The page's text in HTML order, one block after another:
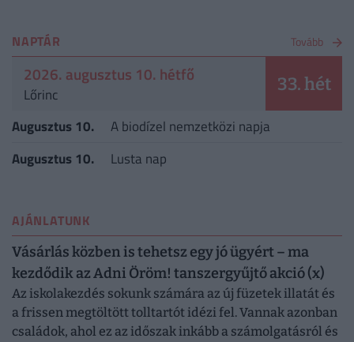
NAPTÁR Tovább
2026. augusztus 10. hétfő
Lőrinc 33. hét
Augusztus 10.
A biodízel nemzetközi napja
Augusztus 10.
Lusta nap
AJÁNLATUNK
Vásárlás közben is tehetsz egy jó ügyért – ma
kezdődik az Adni Öröm! tanszergyűjtő akció (x)
Az iskolakezdés sokunk számára az új füzetek illatát és
a frissen megtöltött tolltartót idézi fel. Vannak azonban
családok, ahol ez az időszak inkább a számolgatásról és